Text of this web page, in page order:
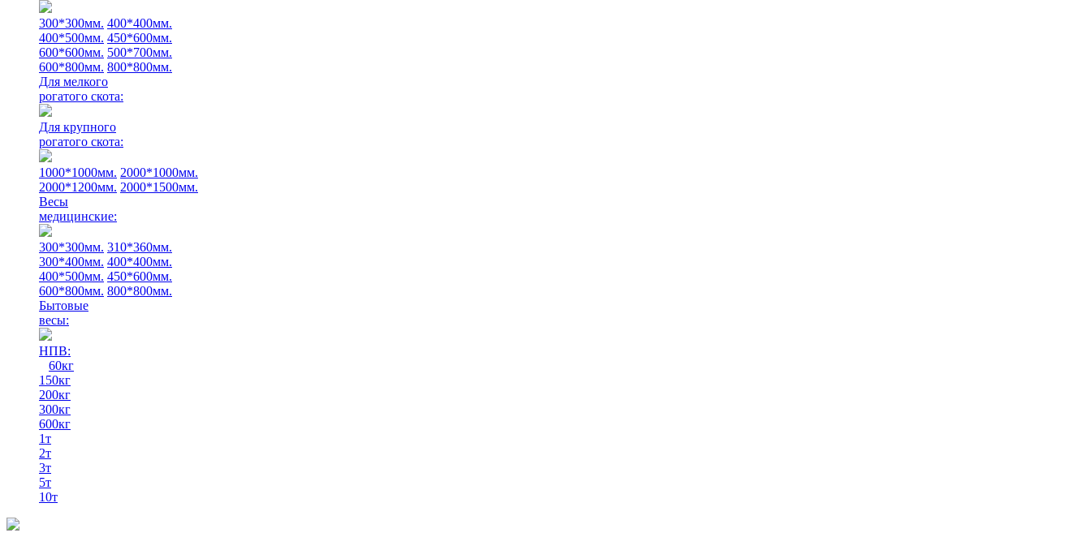
300*300мм. 400*400мм.
400*500мм. 450*600мм.
600*600мм. 500*700мм.
600*800мм. 800*800мм.
Для мелкого
рогатого скота:
Для крупного
рогатого скота:
1000*1000мм. 2000*1000мм.
2000*1200мм. 2000*1500мм.
Весы
медицинские:
300*300мм. 310*360мм.
300*400мм. 400*400мм.
400*500мм. 450*600мм.
600*800мм. 800*800мм.
Бытовые
весы:
НПВ:
60кг
150кг
200кг
300кг
600кг
1т
2т
3т
5т
10т